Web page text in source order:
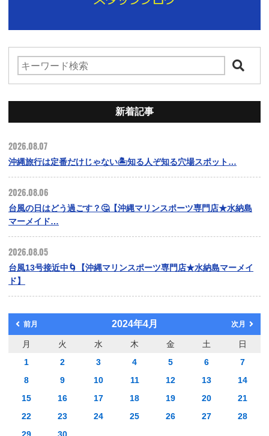
新着記事
2026.08.07
沖縄旅行は定番だけじゃない🏝️知る人ぞ知る穴場スポット…
2026.08.06
台風の日はどう過ごす？🤔【沖縄マリンスポーツ専門店★水納島
マーメイド…
2026.08.05
台風13号接近中🌀【沖縄マリンスポーツ専門店★水納島マーメイ
ド】
前月 2024年4月 次月
月 火 水 木 金 土
日
1
2 3 4 5 6
7
8
9 10 11 12 13
14
15
16 17 18 19 20
21
22
23 24 25 26 27
28
29
30